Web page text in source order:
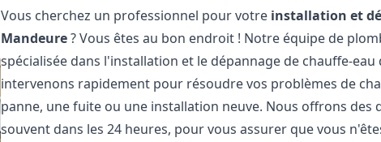
Vous cherchez un professionnel pour votre installation et
Mandeure? Vous êtes au bon endroit ! Notre équipe de
spécialisée dans l'installation et le dépannage de chauffe-
intervenons rapidement pour résoudre vos problèmes de
panne, une fuite ou une installation neuve. Nous offrons des
souvent dans les 24 heures, pour vous assurer que vous